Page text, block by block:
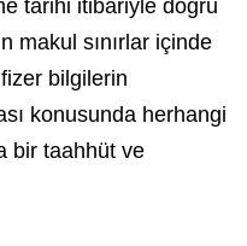
tarihi itibariyle doğru
makul sınırlar içinde
bilgilerin
konusunda herhangi
bir taahhüt ve